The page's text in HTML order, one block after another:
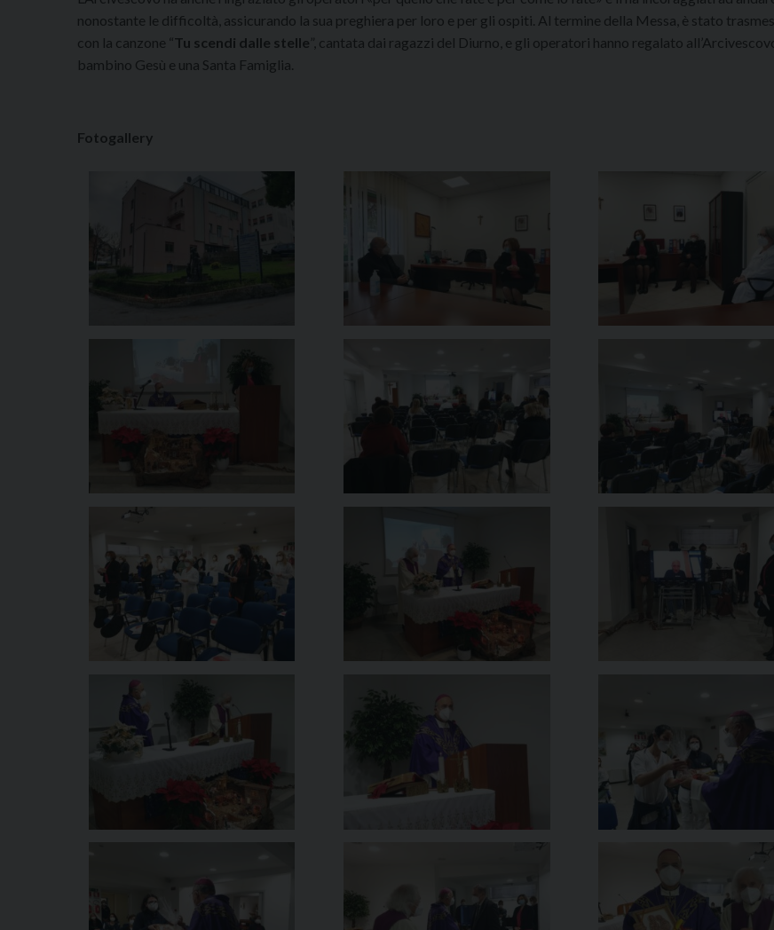
nonostante le difficoltà, assicurando la sua preghiera per loro e per gli ospiti. Al termine della Messa, è stato
con la canzone “Tu scendi dalle stelle”, cantata dai ragazzi del Diurno, e gli operatori hanno regalato
bambino Gesù e una Santa Famiglia.
Fotogallery